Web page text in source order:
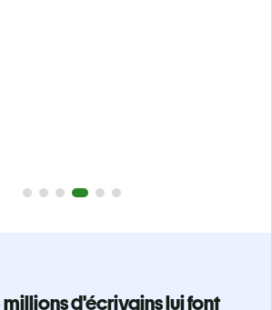
écrits sont 100 % les vôtres grâce au
Analysez votre document en quelques
les citations manquantes dans plus
millions d'écrivains lui font